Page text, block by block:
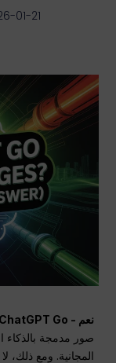
01-21
نعم - ChatGPT Go
صور مدمجة بالذكاء
المجانية. ومع ذلك،